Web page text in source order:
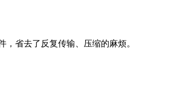
省去了反复传输、压缩的麻烦。